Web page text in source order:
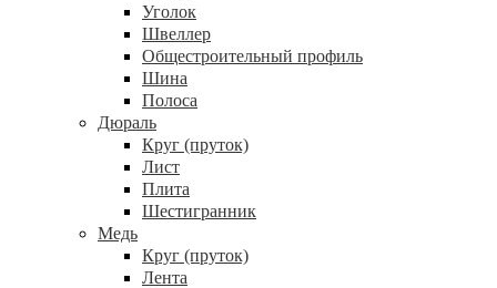
Уголок
Швеллер
Общестроительный профиль
Шина
Полоса
Дюраль
Круг (пруток)
Лист
Плита
Шестигранник
Медь
Круг (пруток)
Лента